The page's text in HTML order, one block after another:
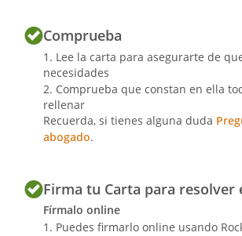
Comprueba
Lee la carta para asegurarte de
necesidades
Comprueba que constan en ella
rellenar
Recuerda, si tienes alguna duda
abogado.
Firma tu Carta para resolver
Fírmalo online
Puedes firmarlo online usando